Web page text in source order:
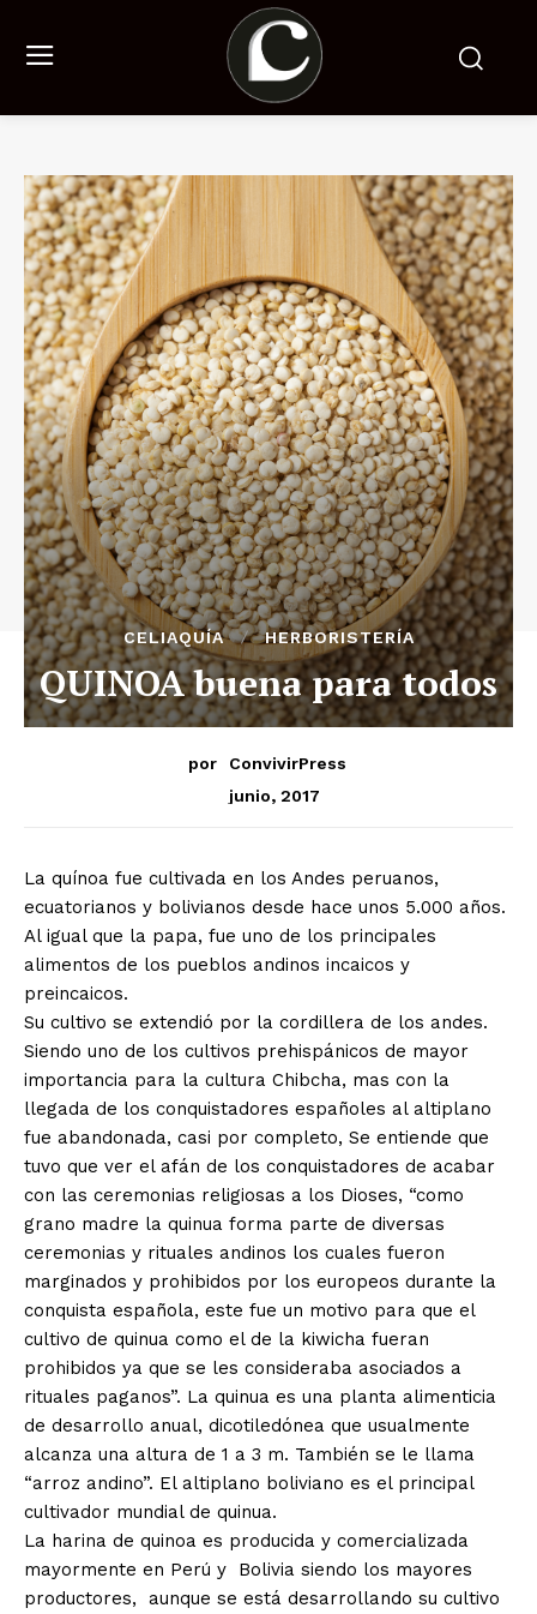
CELIAQUÍA HERBORISTERÍA
QUINOA buena para todos
por
ConvivirPress
junio, 2017
La quínoa fue cultivada en los Andes peruanos,
ecuatorianos y bolivianos desde hace unos 5.000 años.
Al igual que la papa, fue uno de los principales
alimentos de los pueblos andinos incaicos y
preincaicos.
Su cultivo se extendió por la cordillera de los andes.
Siendo uno de los cultivos prehispánicos de mayor
importancia para la cultura Chibcha, mas con la
llegada de los conquistadores españoles al altiplano
fue abandonada, casi por completo, Se entiende que
tuvo que ver el afán de los conquistadores de acabar
con las ceremonias religiosas a los Dioses, “como
grano madre la quinua forma parte de diversas
ceremonias y rituales andinos los cuales fueron
marginados y prohibidos por los europeos durante la
conquista española, este fue un motivo para que el
cultivo de quinua como el de la kiwicha fueran
prohibidos ya que se les consideraba asociados a
rituales paganos”. La quinua es una planta alimenticia
de desarrollo anual, dicotiledónea que usualmente
alcanza una altura de 1 a 3 m. También se le llama
“arroz andino”. El altiplano boliviano es el principal
cultivador mundial de quinua.
La harina de quinoa es producida y comercializada
mayormente en Perú y
Bolivia siendo los mayores
productores,
aunque se está desarrollando su cultivo